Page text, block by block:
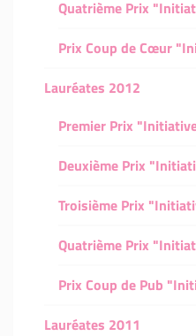
Quatrième Prix
Prix Coup de Cœur
Lauréates 2012
Premier Prix
Deuxième Prix
Troisième Prix
Quatrième Prix
Prix Coup de Pub
Lauréates 2011